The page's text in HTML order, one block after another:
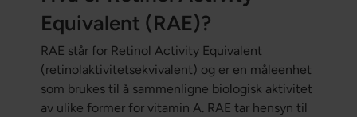
Equivalent (RAE)?
RAE står for Retinol Activity Equivalent
(retinolaktivitetsekvivalent) og er en måleenhet
som brukes til å sammenligne biologisk aktivitet
av ulike former for vitamin A. RAE tar hensyn til